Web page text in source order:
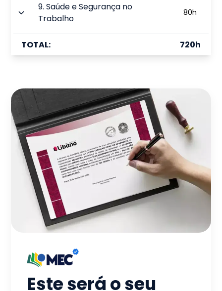
9.Saúde e Segurança no
Trabalho
80h
TOTAL: 720h
Este será o seu